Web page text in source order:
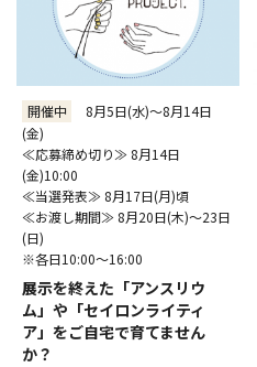
開催中
8月5日(水)～8月14日
(金)
≪応募締め切り≫ 8月14日
(金)10:00
≪当選発表≫ 8月17日(月)頃
≪お渡し期間≫ 8月20日(木)～23日
(日)
※各日10:00～16:00
展示を終えた「アンスリウ
ム」や「セイロンライティ
ア」をご自宅で育てません
か？